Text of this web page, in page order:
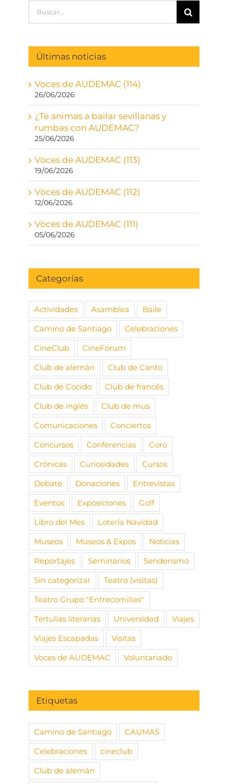
Últimas noticias
Voces de AUDEMAC (114)
26/06/2026
¿Te animas a bailar sevillanas y
rumbas con AUDEMAC?
25/06/2026
Voces de AUDEMAC (113)
19/06/2026
Voces de AUDEMAC (112)
12/06/2026
Voces de AUDEMAC (111)
05/06/2026
Categorías
Actividades Asamblea
Baile
Camino de Santiago
Celebraciones
CineClub
CineForum
Club de alemán
Club de Canto
Club de Cocido
Club de francés
Club de inglés
Club de mus
Comunicaciones
Conciertos
Concursos
Conferencias
Coro
Crónicas
Curiosidades
Cursos
Debate
Donaciones
Entrevistas
Eventos
Exposiciones
Golf
Libro del Mes
Lotería Navidad
Museos
Museos & Expos
Noticias
Reportajes
Seminarios
Senderismo
Sin categorizar
Teatro (visitas)
Teatro Grupo "Entrecomillas"
Tertulias literarias
Universidad
Viajes
Viajes Escapadas
Visitas
Voces de AUDEMAC
Voluntariado
Etiquetas
Camino de Santiago
CAUMAS
Celebraciones
cineclub
Club de alemán